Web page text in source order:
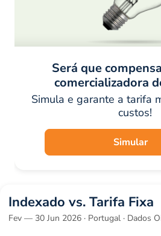
Será que
comercializadora
Simula e garante a tarifa
custos!
Simular
Indexado vs. Tarifa Fixa
Fev — 30 Jun 2026 · Portugal · Dados